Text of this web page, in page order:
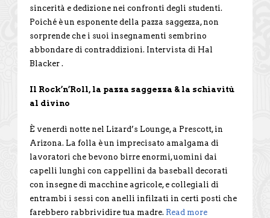
sincerità e dedizione nei confronti degli studenti.
Poiché è un esponente della pazza saggezza, non
sorprende che i suoi insegnamenti sembrino
abbondare di contraddizioni. Intervista di Hal
Blacker .
Il Rock’n’Roll, la pazza saggezza & la schiavitù
al divino
È venerdì notte nel Lizard’s Lounge, a Prescott, in
Arizona. La folla è un imprecisato amalgama di
lavoratori che bevono birre enormi, uomini dai
capelli lunghi con cappellini da baseball decorati
con insegne di macchine agricole, e collegiali di
entrambi i sessi con anelli infilzati in certi posti che
farebbero rabbrividire tua madre. Read more